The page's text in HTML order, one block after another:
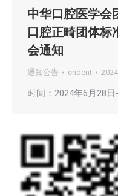
中华口腔医学
口腔正畸团体标
会通知
通知公告 cndent
时间：2024年6月28日